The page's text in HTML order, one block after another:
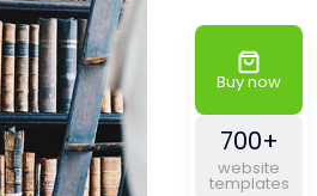
Buy now
700+
website
templates